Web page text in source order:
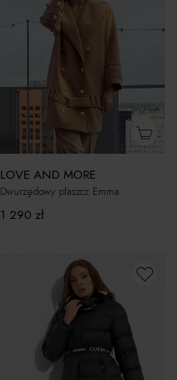
LOVE AND MORE
Dwurzędowy płaszcz Emma
1 290 zł